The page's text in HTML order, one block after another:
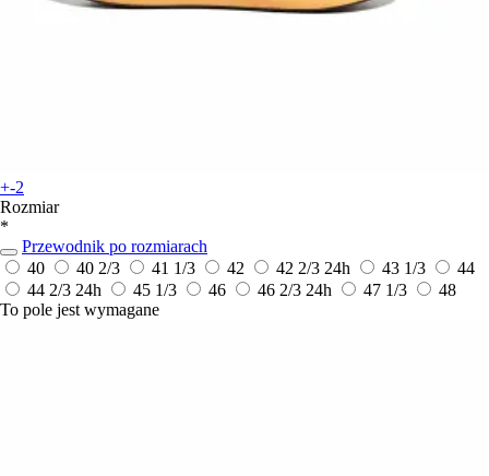
+-2
Rozmiar
*
Przewodnik po rozmiarach
40
40 2/3 41 1/3 42 42 2/3 24h 43 1/3
44
44 2/3 24h 45 1/3 46 46 2/3 24h 47 1/3
48
To pole jest wymagane